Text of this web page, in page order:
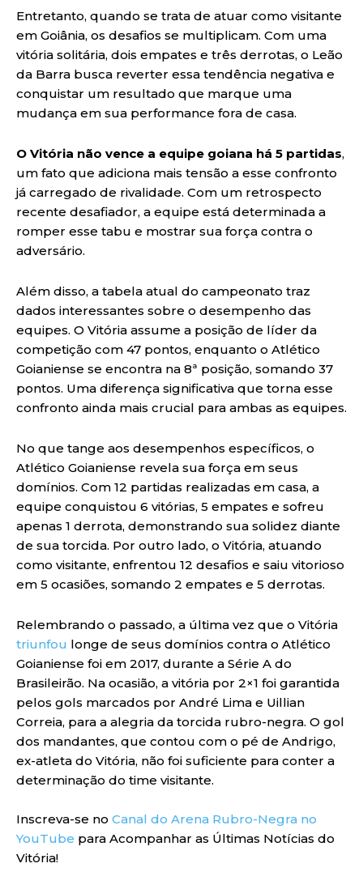
Entretanto, quando se trata de atuar como visitante
em Goiânia, os desafios se multiplicam. Com uma
vitória solitária, dois empates e três derrotas, o Leão
da Barra busca reverter essa tendência negativa e
conquistar um resultado que marque uma
mudança em sua performance fora de casa.
O Vitória não vence a equipe goiana há 5 partidas,
um fato que adiciona mais tensão a esse confronto
já carregado de rivalidade. Com um retrospecto
recente desafiador, a equipe está determinada a
romper esse tabu e mostrar sua força contra o
adversário.
Além disso, a tabela atual do campeonato traz
dados interessantes sobre o desempenho das
equipes. O Vitória assume a posição de líder da
competição com 47 pontos, enquanto o Atlético
Goianiense se encontra na 8ª posição, somando 37
pontos. Uma diferença significativa que torna esse
confronto ainda mais crucial para ambas as equipes.
No que tange aos desempenhos específicos, o
Atlético Goianiense revela sua força em seus
domínios. Com 12 partidas realizadas em casa, a
equipe conquistou 6 vitórias, 5 empates e sofreu
apenas 1 derrota, demonstrando sua solidez diante
de sua torcida. Por outro lado, o Vitória, atuando
como visitante, enfrentou 12 desafios e saiu vitorioso
em 5 ocasiões, somando 2 empates e 5 derrotas.
Relembrando o passado, a última vez que o Vitória
triunfou longe de seus domínios contra o Atlético
Goianiense foi em 2017, durante a Série A do
Brasileirão. Na ocasião, a vitória por 2×1 foi garantida
pelos gols marcados por André Lima e Uillian
Correia, para a alegria da torcida rubro-negra. O gol
dos mandantes, que contou com o pé de Andrigo,
ex-atleta do Vitória, não foi suficiente para conter a
determinação do time visitante.
Inscreva-se no Canal do Arena Rubro-Negra no
YouTube para Acompanhar as Últimas Notícias do
Vitória!